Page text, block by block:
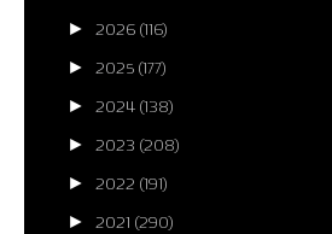
► 2026 (116)
► 2025 (177)
► 2024 (138)
► 2023 (208)
► 2022 (191)
► 2021 (290)